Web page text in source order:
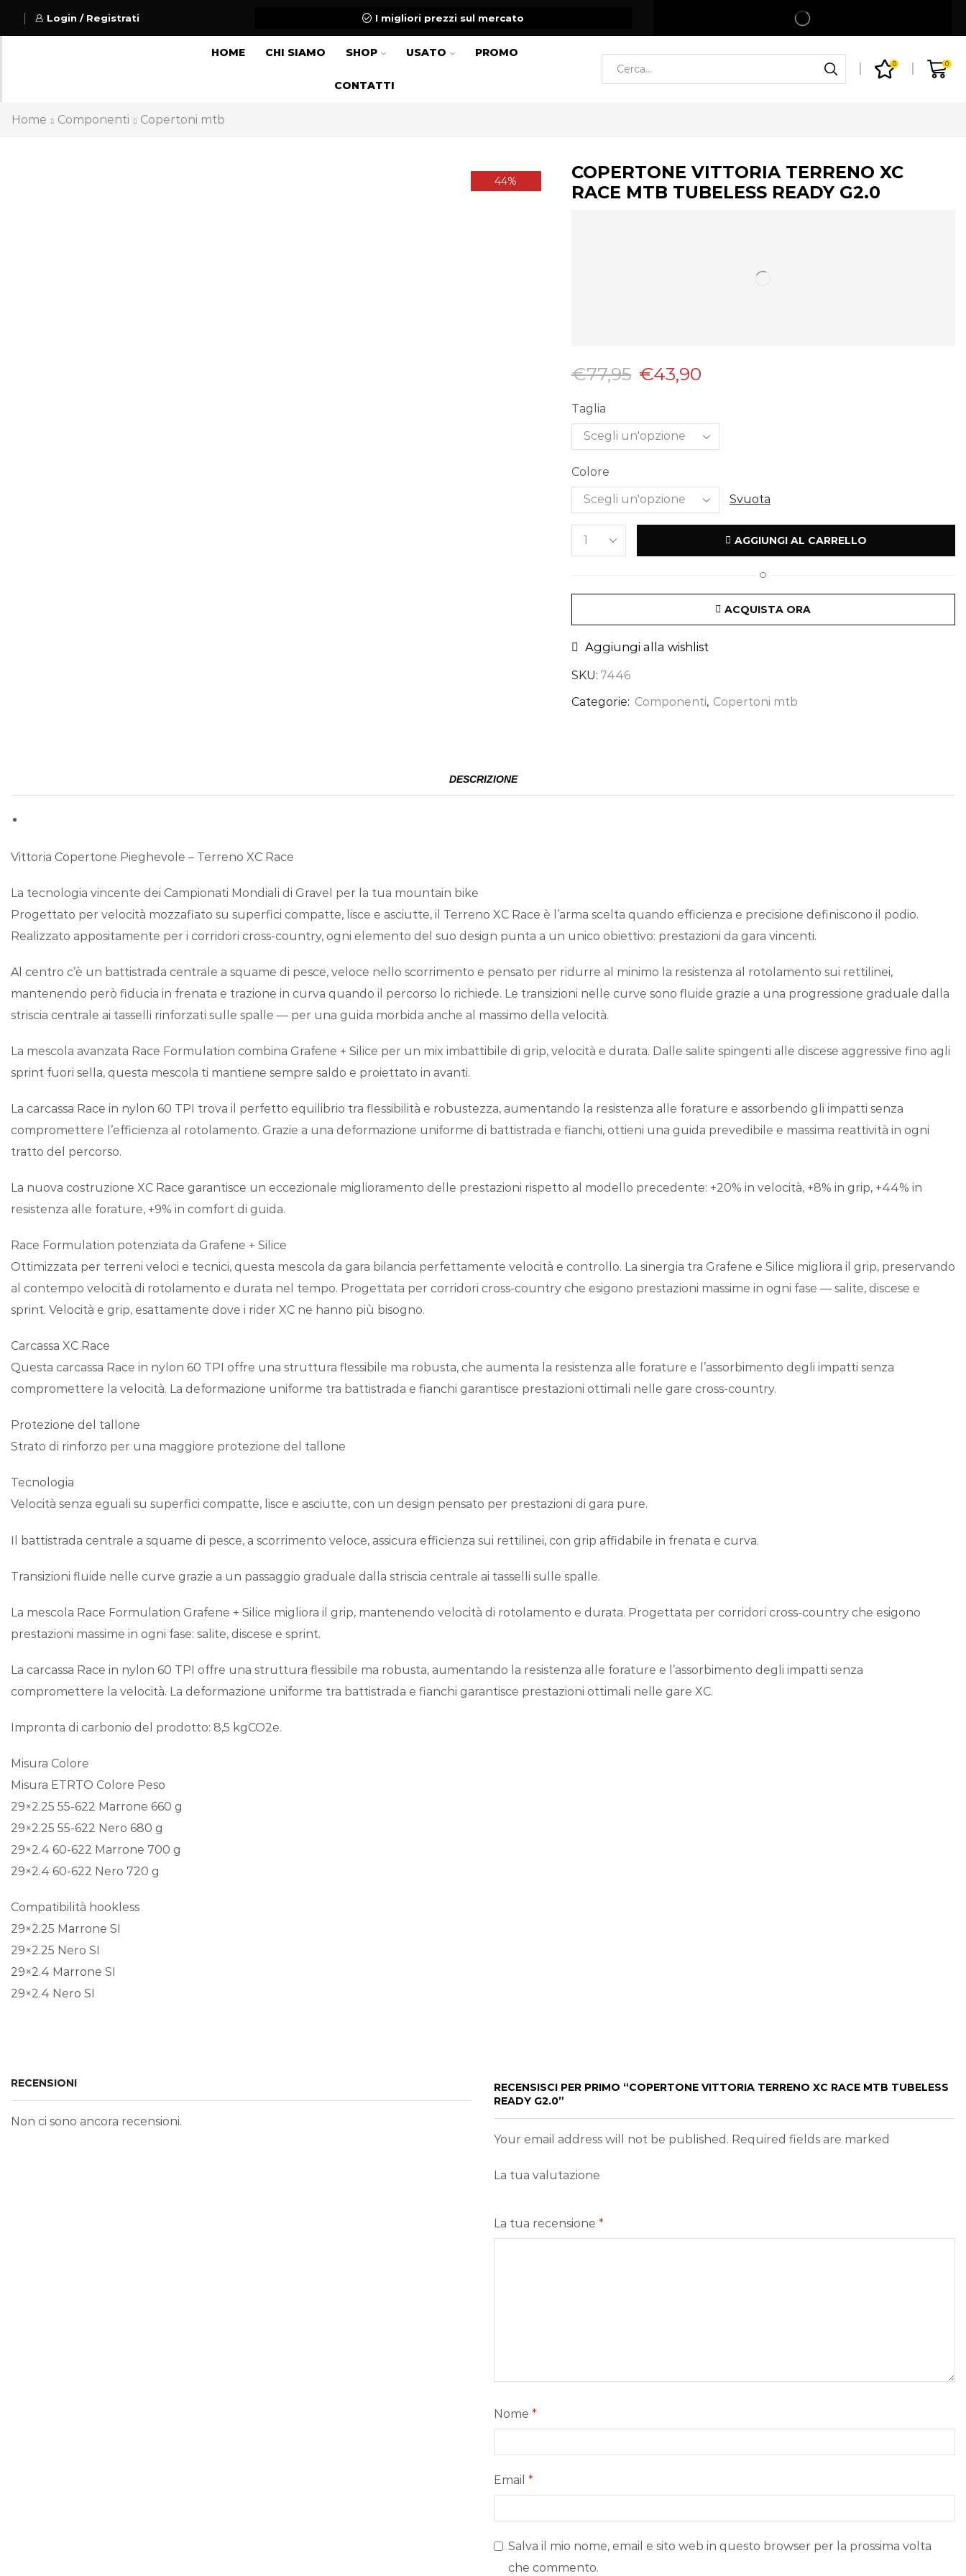
Login / Registrati I migliori prezzi sul mercato Spedizione gratuita per ordini superiori a 99€
HOME CHI SIAMO SHOP USATO PROMO
CONTATTI
0 0
Home Componenti Copertoni mtb
44%
COPERTONE VITTORIA TERRENO XC
RACE MTB TUBELESS READY G2.0
€77,95 €43,90
Taglia
Colore
Svuota
AGGIUNGI AL CARRELLO
O
ACQUISTA ORA
Aggiungi alla wishlist
SKU: 7446
Categorie: Componenti, Copertoni mtb
DESCRIZIONE
Vittoria Copertone Pieghevole – Terreno XC Race
La tecnologia vincente dei Campionati Mondiali di Gravel per la tua mountain bike
Progettato per velocità mozzafiato su superfici compatte, lisce e asciutte, il Terreno XC Race è l’arma scelta quando efficienza e precisione definiscono il podio.
Realizzato appositamente per i corridori cross-country, ogni elemento del suo design punta a un unico obiettivo: prestazioni da gara vincenti.
Al centro c’è un battistrada centrale a squame di pesce, veloce nello scorrimento e pensato per ridurre al minimo la resistenza al rotolamento sui rettilinei,
mantenendo però fiducia in frenata e trazione in curva quando il percorso lo richiede. Le transizioni nelle curve sono fluide grazie a una progressione graduale dalla
striscia centrale ai tasselli rinforzati sulle spalle — per una guida morbida anche al massimo della velocità.
La mescola avanzata Race Formulation combina Grafene + Silice per un mix imbattibile di grip, velocità e durata. Dalle salite spingenti alle discese aggressive fino agli
sprint fuori sella, questa mescola ti mantiene sempre saldo e proiettato in avanti.
La carcassa Race in nylon 60 TPI trova il perfetto equilibrio tra flessibilità e robustezza, aumentando la resistenza alle forature e assorbendo gli impatti senza
compromettere l’efficienza al rotolamento. Grazie a una deformazione uniforme di battistrada e fianchi, ottieni una guida prevedibile e massima reattività in ogni
tratto del percorso.
La nuova costruzione XC Race garantisce un eccezionale miglioramento delle prestazioni rispetto al modello precedente: +20% in velocità, +8% in grip, +44% in
resistenza alle forature, +9% in comfort di guida.
Race Formulation potenziata da Grafene + Silice
Ottimizzata per terreni veloci e tecnici, questa mescola da gara bilancia perfettamente velocità e controllo. La sinergia tra Grafene e Silice migliora il grip, preservando
al contempo velocità di rotolamento e durata nel tempo. Progettata per corridori cross-country che esigono prestazioni massime in ogni fase — salite, discese e
sprint. Velocità e grip, esattamente dove i rider XC ne hanno più bisogno.
Carcassa XC Race
Questa carcassa Race in nylon 60 TPI offre una struttura flessibile ma robusta, che aumenta la resistenza alle forature e l’assorbimento degli impatti senza
compromettere la velocità. La deformazione uniforme tra battistrada e fianchi garantisce prestazioni ottimali nelle gare cross-country.
Protezione del tallone
Strato di rinforzo per una maggiore protezione del tallone
Tecnologia
Velocità senza eguali su superfici compatte, lisce e asciutte, con un design pensato per prestazioni di gara pure.
Il battistrada centrale a squame di pesce, a scorrimento veloce, assicura efficienza sui rettilinei, con grip affidabile in frenata e curva.
Transizioni fluide nelle curve grazie a un passaggio graduale dalla striscia centrale ai tasselli sulle spalle.
La mescola Race Formulation Grafene + Silice migliora il grip, mantenendo velocità di rotolamento e durata. Progettata per corridori cross-country che esigono
prestazioni massime in ogni fase: salite, discese e sprint.
La carcassa Race in nylon 60 TPI offre una struttura flessibile ma robusta, aumentando la resistenza alle forature e l’assorbimento degli impatti senza
compromettere la velocità. La deformazione uniforme tra battistrada e fianchi garantisce prestazioni ottimali nelle gare XC.
Impronta di carbonio del prodotto: 8,5 kgCO2e.
Misura Colore
Misura ETRTO Colore Peso
29×2.25 55-622 Marrone 660 g
29×2.25 55-622 Nero 680 g
29×2.4 60-622 Marrone 700 g
29×2.4 60-622 Nero 720 g
Compatibilità hookless
29×2.25 Marrone SI
29×2.25 Nero SI
29×2.4 Marrone SI
29×2.4 Nero SI
RECENSIONI
Non ci sono ancora recensioni.
RECENSISCI PER PRIMO “COPERTONE VITTORIA TERRENO XC RACE MTB TUBELESS
READY G2.0”
Your email address will not be published. Required fields are marked
La tua valutazione
La tua recensione *
Nome *
Email *
Salva il mio nome, email e sito web in questo browser per la prossima volta
che commento.